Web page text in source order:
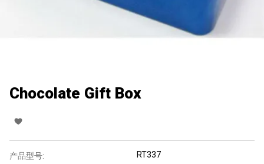
Chocolate Gift Box
产品型号: RT337